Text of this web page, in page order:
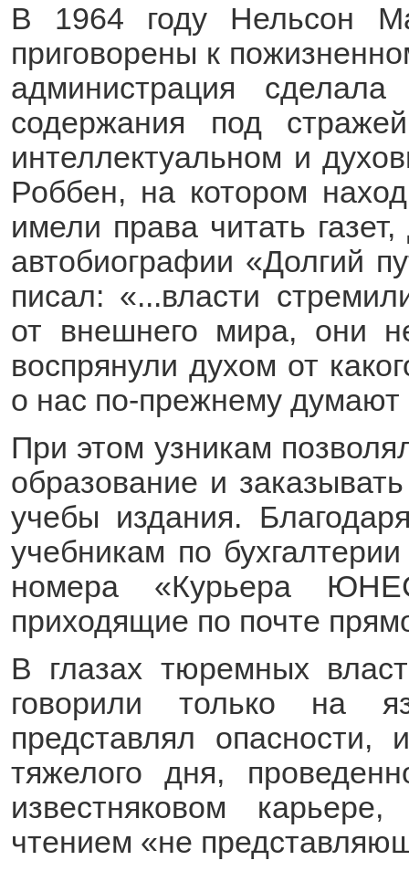
В 1964 году Нельсон
приговорены к
администрация
содержания под
интеллектуальном и
Роббен, на котором
имели права читать
автобиографии «Долгий
писал: «...власти
от внешнего мира, они
воспрянули духом от
о нас по-прежнему думают
При этом узникам
образование и
учебы издания.
учебникам по
номера «Курьера
приходящие по почте
В глазах тюремных
говорили только на
представлял
тяжелого дня,
известняковом
чтением «не